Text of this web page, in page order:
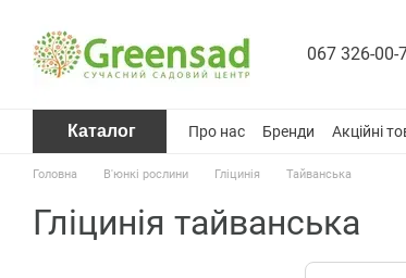
067 326-00-
Каталог Про нас Бренди Акційні
Головна В'юнкі рослини Гліцинія Тайванська
Гліцинія тайванська